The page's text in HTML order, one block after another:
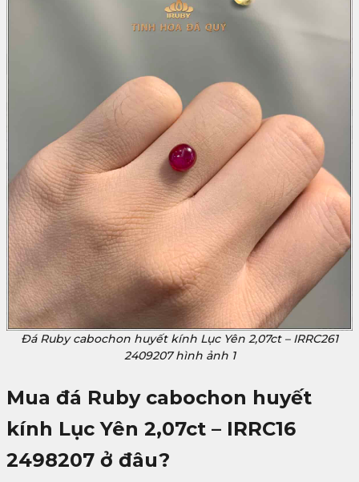
Đá Ruby cabochon huyết kính Lục Yên 2,07ct – IRRC261
2409207 hình ảnh 1
Mua đá Ruby cabochon huyết
kính Lục Yên 2,07ct – IRRC16
2498207 ở đâu?